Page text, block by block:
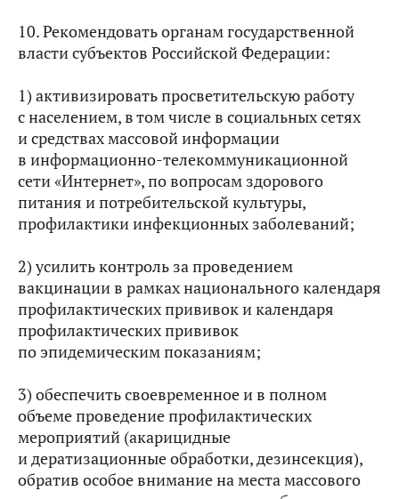
10. Рекомендовать органам государственной
власти субъектов Российской Федерации:
1) активизировать просветительскую работу
с населением, в том числе в социальных сетях
и средствах массовой информации
в информационно-телекоммуникационной
сети «Интернет», по вопросам здорового
питания и потребительской культуры,
профилактики инфекционных заболеваний;
2) усилить контроль за проведением
вакцинации в рамках национального календаря
профилактических прививок и календаря
профилактических прививок
по эпидемическим показаниям;
3) обеспечить своевременное и в полном
объеме проведение профилактических
мероприятий (акарицидные
и дератизационные обработки, дезинсекция),
обратив особое внимание на места массового